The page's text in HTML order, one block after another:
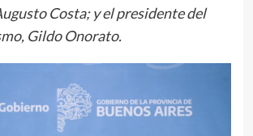
Costa; y el presidente del
Gildo Onorato.